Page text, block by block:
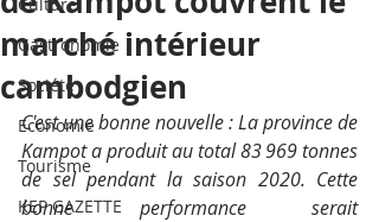
Gastronomie
Société
Economie
Tourisme
KEP GAZETTE
marché intérieur
cambodgien
C'est une bonne nouvelle : La province de
Kampot a produit au total 83 969 tonnes
de sel pendant la saison 2020. Cette
bonne performance serait